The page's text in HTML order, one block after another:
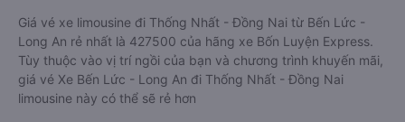
Giá vé xe limousine đi Thống Nhất - Đồng Nai từ Bến Lức -
Long An rẻ nhất là 427500 của hãng xe Bốn Luyện Express.
Tùy thuộc vào vị trí ngồi của bạn và chương trình khuyến mãi,
giá vé Xe Bến Lức - Long An đi Thống Nhất - Đồng Nai
limousine này có thể sẽ rẻ hơn